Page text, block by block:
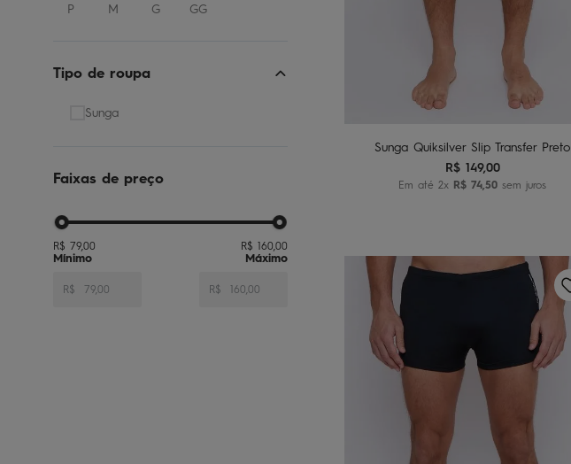
P M G GG
Tipo de roupa
Sunga
Faixas de preço
R$ R$
R$ 79,00 R$ 160,00
Adicionar ao carrinho
Sunga Quiksilver Slip Transfer Preto
R$ 149,00
Em até2x R$ 74,50 sem juros